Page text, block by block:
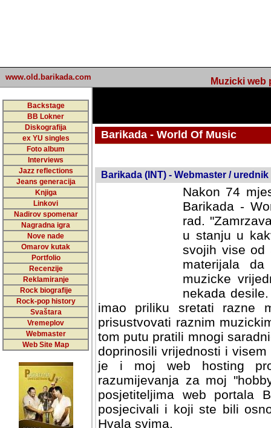
www.old.barikada.com Muzicki web
Backstage
BB Lokner
Diskografija
ex YU singles
Foto album
Interviews
Jazz reflections
Jeans generacija
Knjiga
Linkovi
Nadirov spomenar
Nagradna igra
Nove nade
Omarov kutak
Portfolio
Recenzije
Reklamiranje
Rock biografije
Rock-pop history
Svaštara
Vremeplov
Webmaster
Web Site Map
Barikada - World Of Music
Barikada (INT) - Webmaster / urednik
Nakon 74
Barikada -
rad.
u stanju u
svojih vise od
materijala
muzicke
nekada
imao priliku sretati razne
prisustvovati raznim
tom putu pratili mnogi
doprinosili vrijednosti i
je i moj web hosting
razumijevanja za moj
posjetiteljima web portala
posjecivali i koji ste bili
Hvala svima.